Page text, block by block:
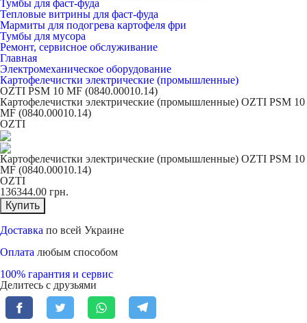
Тумбы для фаст-фуда
Тепловые витрины для фаст-фуда
Мармиты для подогрева картофеля фри
Тумбы для мусора
Ремонт, сервисное обслуживание
Главная
Электромеханическое оборудование
Картофелечистки электрические (промышленные)
OZTI PSM 10 MF (0840.00010.14)
Картофелечистки электрические (промышленные) OZTI PSM 10
MF (0840.00010.14)
OZTI
Картофелечистки электрические (промышленные) OZTI PSM 10
MF (0840.00010.14)
OZTI
136344.00 грн.
Купить
Доставка по всей Украине
Оплата любым способом
100% гарантия и сервис
Делитесь с друзьями